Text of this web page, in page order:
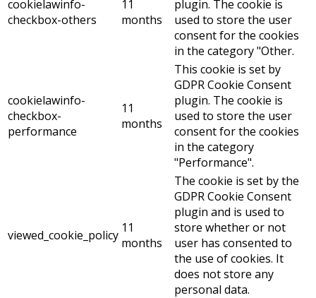
cookielawinfo-
checkbox-others
11
months
plugin. The cookie is
used to store the user
consent for the cookies
in the category "Other.
cookielawinfo-
checkbox-
performance
11
months
This cookie is set by
GDPR Cookie Consent
plugin. The cookie is
used to store the user
consent for the cookies
in the category
"Performance".
viewed_cookie_policy 11
months
The cookie is set by the
GDPR Cookie Consent
plugin and is used to
store whether or not
user has consented to
the use of cookies. It
does not store any
personal data.